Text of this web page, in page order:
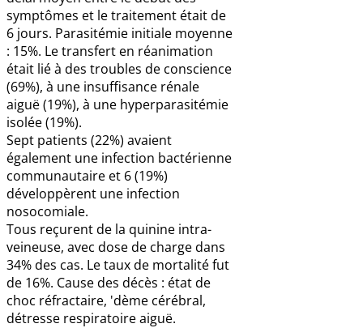
symptômes et le traitement était de
6 jours. Parasitémie initiale moyenne
: 15%. Le transfert en réanimation
était lié à des troubles de conscience
(69%), à une insuffisance rénale
aiguë (19%), à une hyperparasitémie
isolée (19%).
Sept patients (22%) avaient
également une infection bactérienne
communautaire et 6 (19%)
développèrent une infection
nosocomiale.
Tous reçurent de la quinine intra-
veineuse, avec dose de charge dans
34% des cas. Le taux de mortalité fut
de 16%. Cause des décès : état de
choc réfractaire, 'dème cérébral,
détresse respiratoire aiguë.